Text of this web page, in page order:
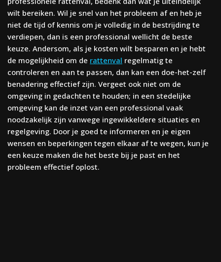
wilt bereiken. Wil je snel van het probleem af en heb je
niet de tijd of kennis om je volledig in de bestrijding te
verdiepen, dan is een professional wellicht de beste
keuze. Andersom, als je kosten wilt besparen en je hebt
de mogelijkheid om de rattenval regelmatig te
controleren en aan te passen, dan kan een doe-het-zelf
benadering effectief zijn. Vergeet ook niet om de
omgeving in gedachten te houden; in een stedelijke
omgeving kan de inzet van een professional vaak
noodzakelijk zijn vanwege ingewikkeldere situaties en
regelgeving. Door je goed te informeren en je eigen
wensen en beperkingen tegen elkaar af te wegen, kun je
een keuze maken die het beste bij je past en het
probleem effectief oplost.